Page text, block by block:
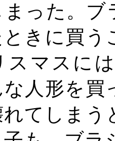
った。
きに買う
スマスに
人形を
てしまう